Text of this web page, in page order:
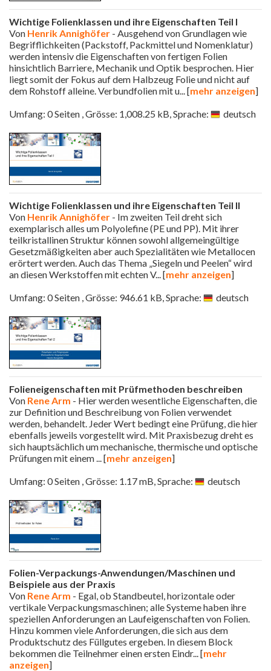
Wichtige Folienklassen und ihre Eigenschaften Teil I
Von Henrik Annighöfer - Ausgehend von Grundlagen wie
Begrifflichkeiten (Packstoff, Packmittel und Nomenklatur)
werden intensiv die Eigenschaften von fertigen Folien
hinsichtlich Barriere, Mechanik und Optik besprochen. Hier
liegt somit der Fokus auf dem Halbzeug Folie und nicht auf
dem Rohstoff alleine. Verbundfolien mit u... [mehr anzeigen]
Umfang: 0 Seiten , Grösse: 1,008.25 kB, Sprache:
deutsch
Wichtige Folienklassen und ihre Eigenschaften Teil II
Von Henrik Annighöfer - Im zweiten Teil dreht sich
exemplarisch alles um Polyolefine (PE und PP). Mit ihrer
teilkristallinen Struktur können sowohl allgemeingültige
Gesetzmäßigkeiten aber auch Spezialitäten wie Metallocen
erörtert werden. Auch das Thema „Siegeln und Peelen“ wird
an diesen Werkstoffen mit echten V... [mehr anzeigen]
Umfang: 0 Seiten , Grösse: 946.61 kB, Sprache:
deutsch
Folieneigenschaften mit Prüfmethoden beschreiben
Von Rene Arm - Hier werden wesentliche Eigenschaften, die
zur Definition und Beschreibung von Folien verwendet
werden, behandelt. Jeder Wert bedingt eine Prüfung, die hier
ebenfalls jeweils vorgestellt wird. Mit Praxisbezug dreht es
sich hauptsächlich um mechanische, thermische und optische
Prüfungen mit einem... [mehr anzeigen]
Umfang: 0 Seiten , Grösse: 1.17 mB, Sprache:
deutsch
Folien-Verpackungs-Anwendungen/Maschinen und
Beispiele aus der Praxis
Von Rene Arm - Egal, ob Standbeutel, horizontale oder
vertikale Verpackungsmaschinen; alle Systeme haben ihre
speziellen Anforderungen an Laufeigenschaften von Folien.
Hinzu kommen viele Anforderungen, die sich aus dem
Produktschutz des Füllgutes ergeben. In diesem Block
bekommen die Teilnehmer einen ersten Eindr... [mehr
anzeigen]